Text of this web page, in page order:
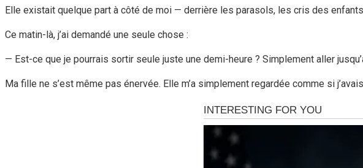
Elle existait quelque part à côté de moi — derrière les parasols, les cris des
Ce matin-là, j’ai demandé une seule chose :
— Est-ce que je pourrais sortir seule juste une demi-heure ? Simplement aller
Ma fille ne s’est même pas énervée. Elle m’a simplement regardée comme si